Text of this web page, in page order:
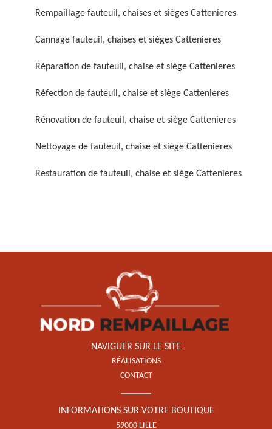
Rénovation de fauteuil,
chaise et siège 59
Nettoyage de fauteuil,
chaise et siège 59
Restauration de fauteuil,
chaise et siège 59
Rempaillage fauteuil, chaises et sièges Cattenieres
Cannage fauteuil, chaises et sièges Cattenieres
Réparation de fauteuil, chaise et siège Cattenieres
Réfection de fauteuil, chaise et siège Cattenieres
Rénovation de fauteuil, chaise et siège Cattenieres
Nettoyage de fauteuil, chaise et siège Cattenieres
Restauration de fauteuil, chaise et siège Cattenieres
NAVIGUER SUR LE SITE
RÉALISATIONS
CONTACT
INFORMATIONS SUR VOTRE BOUTIQUE
59000 LILLE